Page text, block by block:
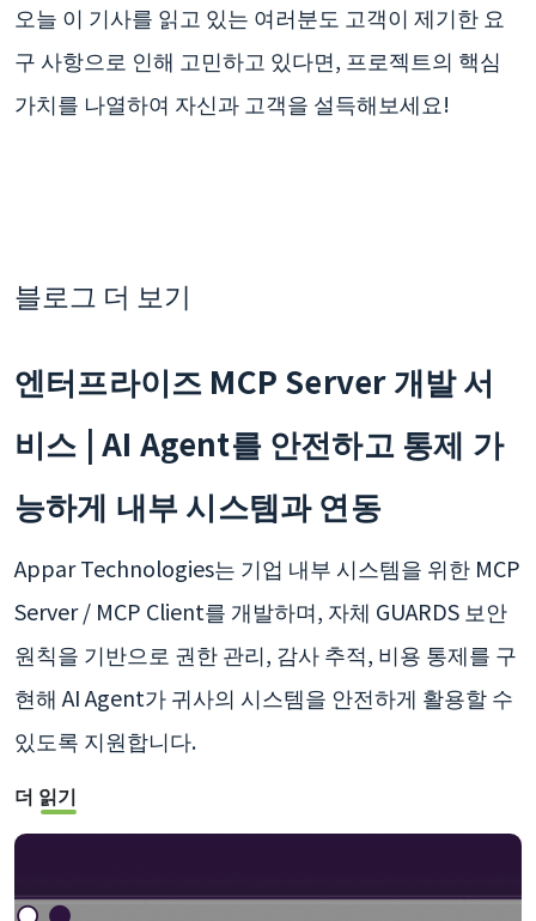
오늘 이 기사를 읽고 있는 여러분도 고객이 제기한 요
구 사항으로 인해 고민하고 있다면, 프로젝트의 핵심
가치를 나열하여 자신과 고객을 설득해보세요!
블로그 더 보기
엔터프라이즈 MCP Server 개발 서
비스 | AI Agent를 안전하고 통제 가
능하게 내부 시스템과 연동
Appar Technologies는 기업 내부 시스템을 위한 MCP
Server / MCP Client를 개발하며, 자체 GUARDS 보안
원칙을 기반으로 권한 관리, 감사 추적, 비용 통제를 구
현해 AI Agent가 귀사의 시스템을 안전하게 활용할 수
있도록 지원합니다.
더 읽기